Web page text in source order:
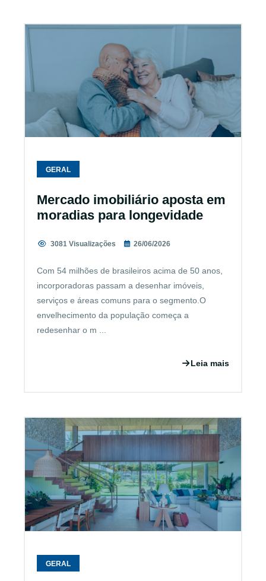
GERAL
Mercado imobiliário aposta em
moradias para longevidade
3081 Visualizações 26/06/2026
Com 54 milhões de brasileiros acima de 50 anos,
incorporadoras passam a desenhar imóveis,
serviços e áreas comuns para o segmento.O
envelhecimento da população começa a
redesenhar o m ...
Leia mais
GERAL